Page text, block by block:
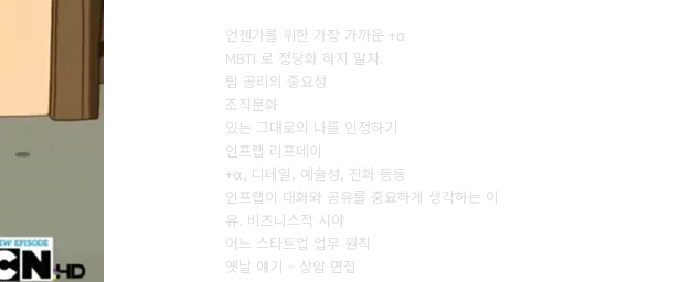
언젠가를 위한 가장 가까운 +⍺
MBTI 로 정당화 하지 말자.
팀 공리의 중요성
조직문화
있는 그대로의 나를 인정하기
인프랩 리프데이
+⍺, 디테일, 예술성, 진화 등등
인프랩이 대화와 공유를 중요하게 생각하는 이
유. 비즈니스적 시야
어느 스타트업 업무 원칙
옛날 얘기 – 상암 면접